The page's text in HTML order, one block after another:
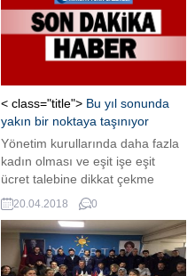
< class="title"> Bu yıl sonunda
yakın bir noktaya taşınıyor
Yönetim kurullarında daha fazla
kadın olması ve eşit işe eşit
ücret talebine dikkat çekme
amaçlı ABD’nin finanasal
merkezi Wall Street’ta meşhur
boğanın karşısına yerleştirilen
‘korkusuz kız’ heykelinin yeni yeri
belli oldu. New York’ta 2017
20.04.2018 0